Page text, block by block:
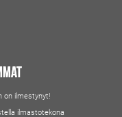
on ilmestynyt!
ilmastotekona